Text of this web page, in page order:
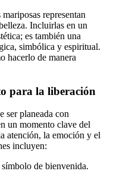
representan
Incluirlas en un
es también una
simbólica y espiritual.
hacerlo de manera
para la liberación
ser planeada con
un momento clave del
atención, la emoción y el
incluyen:
de bienvenida.